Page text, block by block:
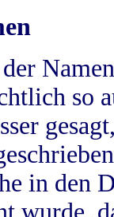
so
in